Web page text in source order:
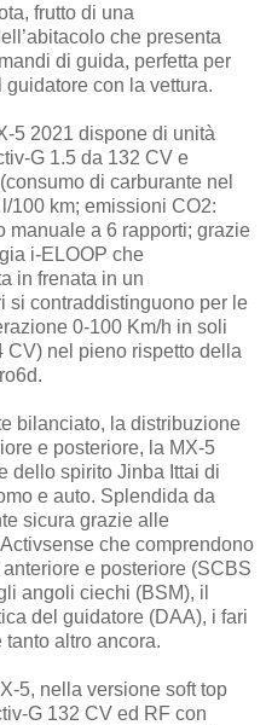
frutto di una
che presenta
di guida, perfetta per
con la vettura.
5 2021 dispone di unità
G 1.5 da 132 CV e
di carburante nel
100 km; emissioni CO2:
manuale a 6 rapporti; grazie
i-ELOOP che
in frenata in un
si contraddistinguono per le
0-100 Km/h in soli
CV) nel pieno rispetto della
bilanciato, la distribuzione
e posteriore, la MX-5
dello spirito Jinba Ittai di
e auto. Splendida da
sicura grazie alle
che comprendono
e posteriore (SCBS
angoli ciechi (BSM), il
del guidatore (DAA), i fari
tanto altro ancora.
5, nella versione soft top
G 132 CV ed RF con